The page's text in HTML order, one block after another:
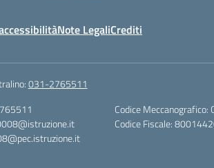
Note LegaliCrediti
031-2765511
Codice Meccanografico:
Codice Fiscale: